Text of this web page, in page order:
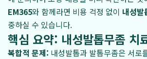
EM365와 함께라면 비용 걱정 없이 내성발
중하실 수 있습니다.
핵심 요약: 내성발톱무좀 치
복합적 문제: 내성발톱과 발톱무좀은 서로